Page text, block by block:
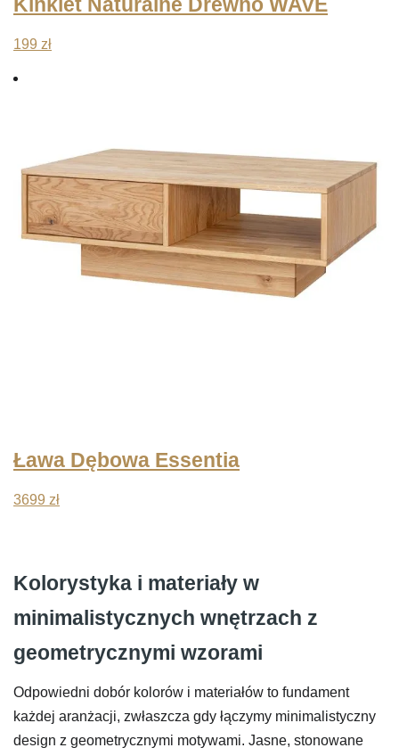
199 zł
Ława Dębowa Essentia
3699 zł
Kolorystyka i materiały w
minimalistycznych wnętrzach z
geometrycznymi wzorami
Odpowiedni dobór kolorów i materiałów to fundament
każdej aranżacji, zwłaszcza gdy łączymy minimalistyczny
design z geometrycznymi motywami. Jasne, stonowane